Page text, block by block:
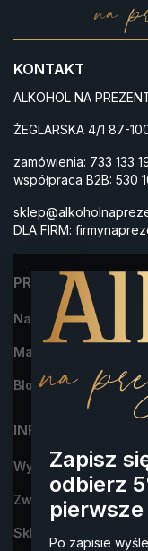
KONTAKT
ALKOHOL NA
ŻEGLARSKA 4/1 87-
zamówienia: 733 133
współpraca B2B: 530
DLA FIRM:
Zapisz
odbierz
Po zapisie
PRODUKTY
Najczęściej
Marki
Blog
INFORMACJA
Wysyłka i płatności
Zwroty i reklamacje
Sklep Alkohol na